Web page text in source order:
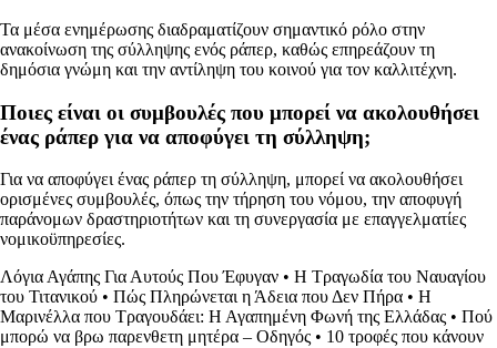
Τα μέσα ενημέρωσης διαδραματίζουν σημαντικό ρόλο στην
ανακοίνωση της σύλληψης ενός ράπερ, καθώς επηρεάζουν τη
δημόσια γνώμη και την αντίληψη του κοινού για τον καλλιτέχνη.
Ποιες είναι οι συμβουλές που μπορεί να ακολουθήσει
ένας ράπερ για να αποφύγει τη σύλληψη;
Για να αποφύγει ένας ράπερ τη σύλληψη, μπορεί να ακολουθήσει
ορισμένες συμβουλές, όπως την τήρηση του νόμου, την αποφυγή
παράνομων δραστηριοτήτων και τη συνεργασία με επαγγελματίες
νομικοϋπηρεσίες.
Λόγια Αγάπης Για Αυτούς Που Έφυγαν • Η Τραγωδία του Ναυαγίου
του Τιτανικού • Πώς Πληρώνεται η Άδεια που Δεν Πήρα • Η
Μαρινέλλα που Τραγουδάει: Η Αγαπημένη Φωνή της Ελλάδας • Πού
μπορώ να βρω παρενθετη μητέρα – Οδηγός • 10 τροφές που κάνουν